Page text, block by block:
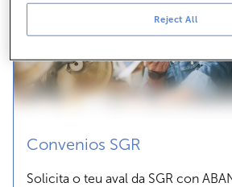
Convenios SGR
Solicita o teu aval da SGR con
Reject All